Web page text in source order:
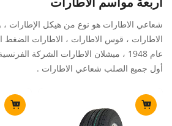
شعاعي الاطارات هو نوع من هيكل الإطارات ،
الاطارات ، قوس الاطارات ، الاطارات
عام 1948 ، ميشلان الاطارات الشركة
أول جميع الصلب شعاعي الاطارات .